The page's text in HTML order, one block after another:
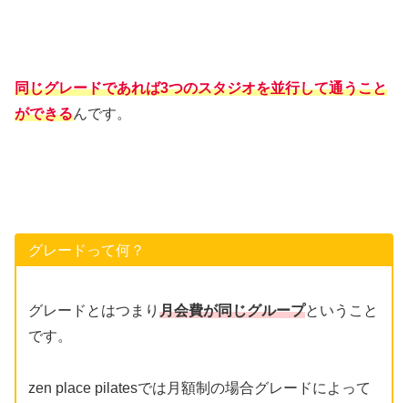
同じグレードであれば3つのスタジオを並行して通うこと
ができるんです。
グレードって何？
グレードとはつまり 月会費が同じグループということ
です。
zen place pilatesでは月額制の場合グレードによって